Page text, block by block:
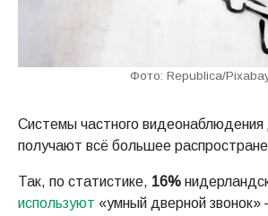
Фото: Republica/
Системы частного
получают всё большее
Так, по статистике, 16%
используют «умный дверной